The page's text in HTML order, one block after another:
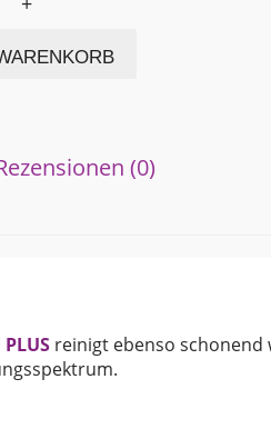
(0)
reinigt ebenso schonend